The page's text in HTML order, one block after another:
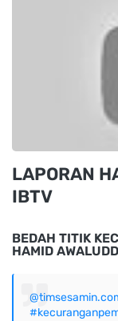
LAPORAN
IBTV
BEDAH TITIK
HAMID